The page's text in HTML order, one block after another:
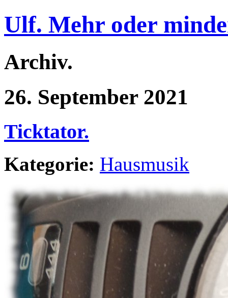
Ulf. Mehr oder
Archiv.
26. September 2021
Ticktator.
Kategorie: Hausmusik